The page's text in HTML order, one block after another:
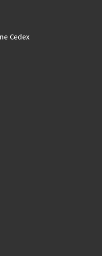
Cedex